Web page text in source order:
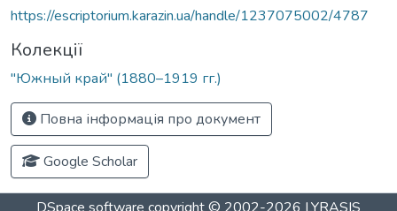
https://escriptorium.karazin.ua/handle/1237075002/4787
Колекції
"Южный край" (1880–1919 гг.)
Повна інформація про документ
Google Scholar